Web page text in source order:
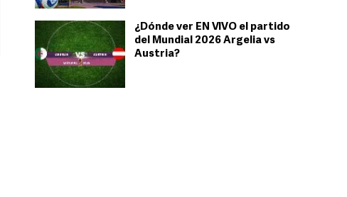
¿Dónde ver EN VIVO el partido
del Mundial 2026 Argelia vs
Austria?